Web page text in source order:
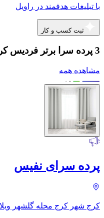
با تبلیغات هدفمند در راویل
ثبت کسب و کار
3 پرده سرا برتر فردیس کرج
مشاهده همه
پرده سرای نفیس
کرج شهر کرج محله گلشهر